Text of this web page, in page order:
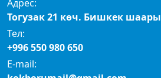
Адрес:
Тогузак 21 көч. Бишкек шаары
Тел:
+996 550 980 650
E-mail: